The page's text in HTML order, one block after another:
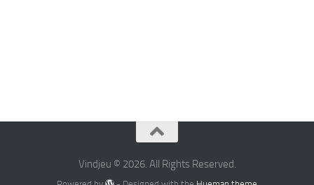
Vindjeu © 2026. All Rights Reserved.